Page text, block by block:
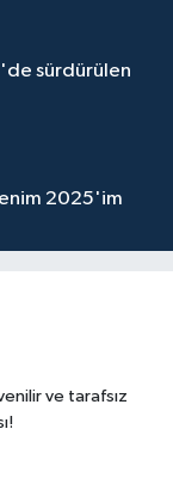
sürdürülen
2025'im
ve tarafsız